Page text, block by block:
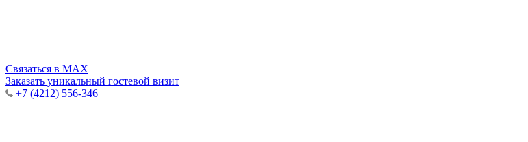
Cвязаться в MAX
Заказать уникальный гостевой визит
+7 (4212) 556-346